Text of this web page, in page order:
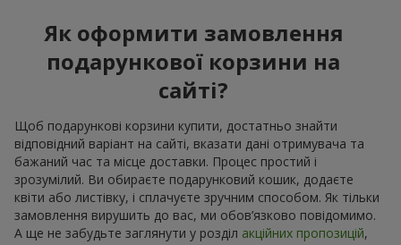
Як оформити замовлення
подарункової корзини на
сайті?
Щоб подарункові корзини купити, достатньо знайти
відповідний варіант на сайті, вказати дані отримувача та
бажаний час та місце доставки. Процес простий і
зрозумілий. Ви обираєте подарунковий кошик, додаєте
квіти або листівку, і сплачуєте зручним способом. Як тільки
замовлення вирушить до вас, ми обов’язково повідомимо.
А ще не забудьте заглянути у розділ акційних пропозицій,